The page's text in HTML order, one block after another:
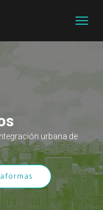
MODO
urbana de